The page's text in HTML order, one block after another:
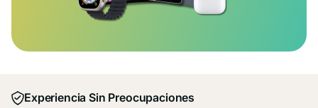
Experiencia Sin Preocupaciones